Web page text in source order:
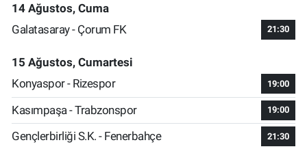
14 Ağustos, Cuma
Galatasaray - Çorum FK
21:30
15 Ağustos, Cumartesi
Konyaspor - Rizespor
19:00
Kasımpaşa - Trabzonspor 19:00
Gençlerbirliği S.K. - Fenerbahçe 21:30